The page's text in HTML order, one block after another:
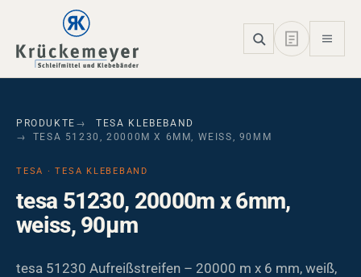
Skip to main navigation
Skip to main content
Skip to page footer
PRODUKTE
TESA KLEBEBAND
TESA 51230, 20000M X 6MM, WEISS, 90ΜM
TESA · TESA KLEBEBAND
tesa 51230, 20000m x 6mm,
weiss, 90µm
tesa 51230 Aufreißstreifen – 20000 m x 6 mm, weiß,